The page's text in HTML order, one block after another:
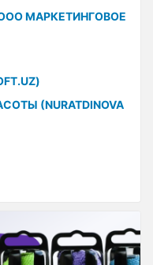
ООО МАРКЕТИНГОВОЕ
(NURATDINOVA